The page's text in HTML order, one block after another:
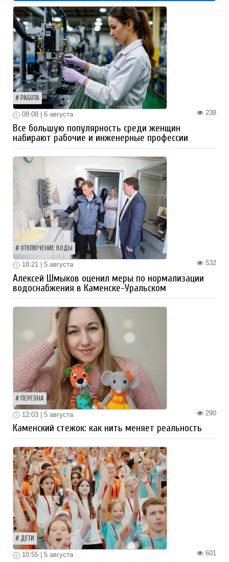
РАБОТА
238
08:08 | 6 августа
Все большую популярность среди женщин
набирают рабочие и инженерные профессии
ОТКЛЮЧЕНИЕ ВОДЫ
532
18:21 | 5 августа
Алексей Шмыков оценил меры по нормализации
водоснабжения в Каменске-Уральском
ПЕРСОНА
290
12:03 | 5 августа
Каменский стежок: как нить меняет реальность
ДЕТИ
601
10:55 | 5 августа